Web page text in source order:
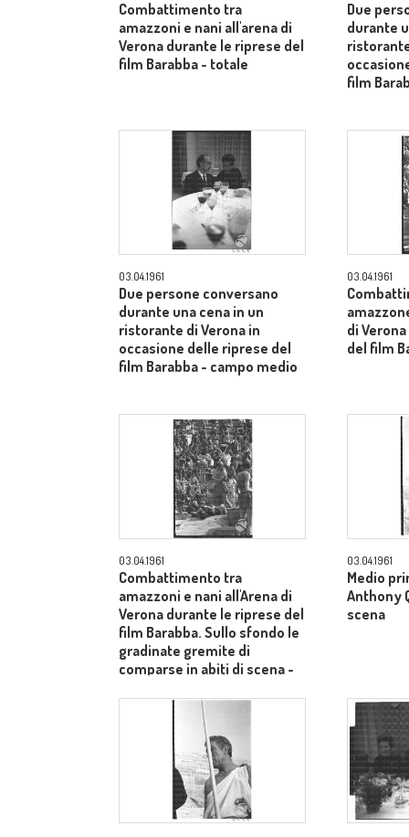
Combattimento tra
amazzoni e nani all'arena di
Verona durante le riprese del
film Barabba - totale
Due
durante
film
03.04.1961
Due persone conversano
durante una cena in un
ristorante di Verona in
occasione delle riprese del
film Barabba - campo medio
03.04.1961
di
del film
03.04.1961
Combattimento tra
amazzoni e nani all'Arena di
Verona durante le riprese del
film Barabba. Sullo sfondo le
gradinate gremite di
comparse in abiti di scena -
03.04.1961
Medio
Anthony
scena